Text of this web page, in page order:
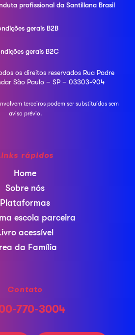
profissional daSantillana Brasil
gerais B2B
gerais B2C
os direitos reservados Rua Padre
São Paulo – SP – 03303-904
terceiros podem sersubstituídos sem
aviso prévio.
rápidos
Home
Sobre nós
Plataformas
escola parceira
acessível
da Família
Contato
770-3004